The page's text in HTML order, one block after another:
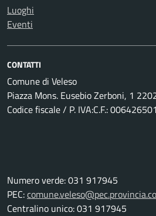
Luoghi
Eventi
CONTATTI
Comune di Veleso
Piazza Mons. Eusebio Zerboni, 1
Codice fiscale / P. IVA:C.F.:
Numero verde: 031 917945
PEC:
Centralino unico: 031 917945